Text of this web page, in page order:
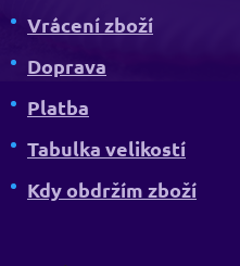
Vrácení zboží
Doprava
Platba
Tabulka velikostí
Kdy obdržím zboží